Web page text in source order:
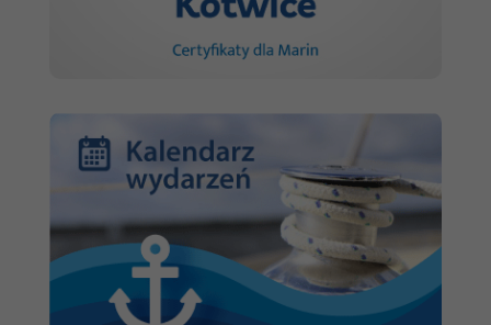
Marketing
Udostępniając
podczas
odwiedzania naszej
strony, zwiększasz
szansę na
zobaczenie
spersonalizowanych